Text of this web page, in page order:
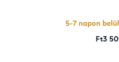
5-7 napon
Ft3